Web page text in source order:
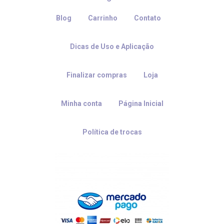
Blog Carrinho Contato
Dicas de Uso e Aplicação
Finalizar compras Loja
Minha conta Página Inicial
Política de trocas